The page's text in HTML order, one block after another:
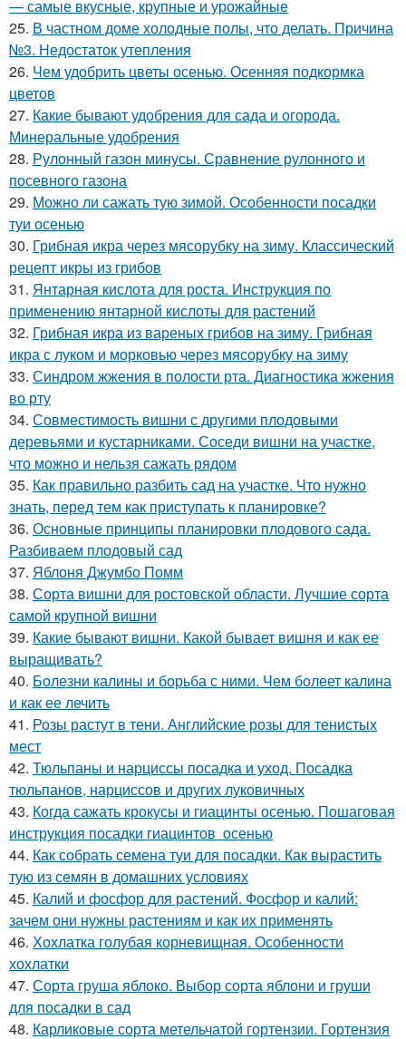
— самые вкусные, крупные и урожайные
25. В частном доме холодные полы, что делать. Причина
№3. Недостаток утепления
26. Чем удобрить цветы осенью. Осенняя подкормка
цветов
27. Какие бывают удобрения для сада и огорода.
Минеральные удобрения
28. Рулонный газон минусы. Сравнение рулонного и
посевного газона
29. Можно ли сажать тую зимой. Особенности посадки
туи осенью
30. Грибная икра через мясорубку на зиму. Классический
рецепт икры из грибов
31. Янтарная кислота для роста. Инструкция по
применению янтарной кислоты для растений
32. Грибная икра из вареных грибов на зиму. Грибная
икра с луком и морковью через мясорубку на зиму
33. Синдром жжения в полости рта. Диагностика жжения
во рту
34. Совместимость вишни с другими плодовыми
деревьями и кустарниками. Соседи вишни на участке,
что можно и нельзя сажать рядом
35. Как правильно разбить сад на участке. Что нужно
знать, перед тем как приступать к планировке?
36. Основные принципы планировки плодового сада.
Разбиваем плодовый сад
37. Яблоня Джумбо Помм
38. Сорта вишни для ростовской области. Лучшие сорта
самой крупной вишни
39. Какие бывают вишни. Какой бывает вишня и как ее
выращивать?
40. Болезни калины и борьба с ними. Чем болеет калина
и как ее лечить
41. Розы растут в тени. Английские розы для тенистых
мест
42. Тюльпаны и нарциссы посадка и уход. Посадка
тюльпанов, нарциссов и других луковичных
43. Когда сажать крокусы и гиацинты осенью. Пошаговая
инструкция посадки гиацинтов осенью
44. Как собрать семена туи для посадки. Как вырастить
тую из семян в домашних условиях
45. Калий и фосфор для растений. Фосфор и калий:
зачем они нужны растениям и как их применять
46. Хохлатка голубая корневищная. Особенности
хохлатки
47. Сорта груша яблоко. Выбор сорта яблони и груши
для посадки в сад
48. Карликовые сорта метельчатой гортензии. Гортензия